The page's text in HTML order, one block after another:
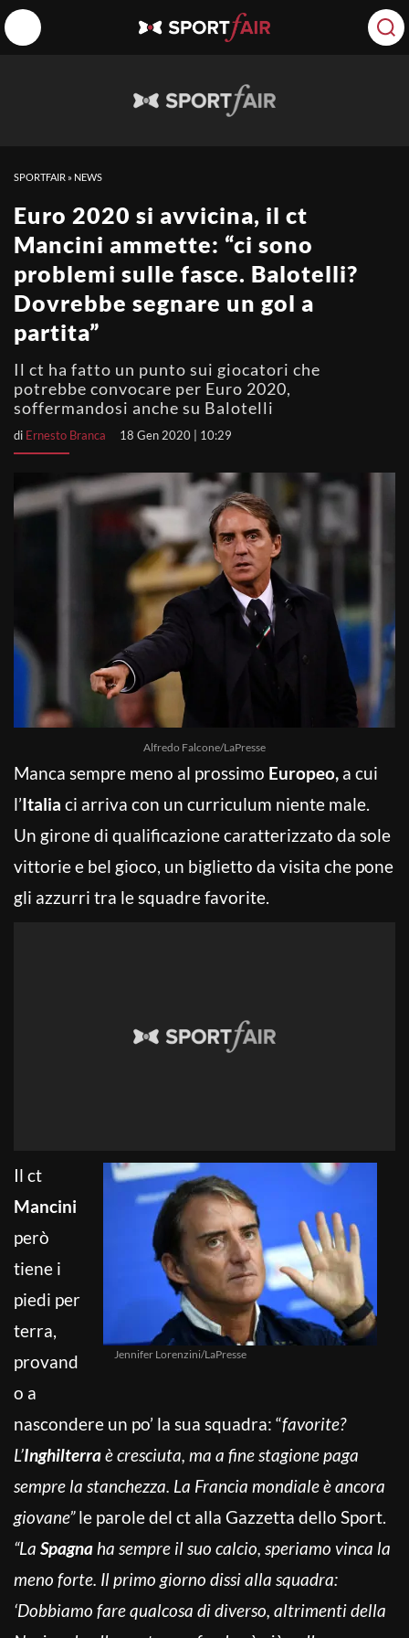
SPORTFAIR » NEWS
Euro 2020 si avvicina, il ct
Mancini ammette: “ci sono
problemi sulle fasce. Balotelli?
Dovrebbe segnare un gol a
partita”
Il ct ha fatto un punto sui giocatori che
potrebbe convocare per Euro 2020,
soffermandosi anche su Balotelli
di Ernesto Branca 18 Gen 2020 | 10:29
Alfredo Falcone/LaPresse
Manca sempre meno al prossimo Europeo, a cui
l’Italia ci arriva con un curriculum niente male.
Un girone di qualificazione caratterizzato da sole
vittorie e bel gioco, un biglietto da visita che pone
gli azzurri tra le squadre favorite.
Jennifer Lorenzini/LaPresse
Il ct
Mancini
però
tiene i
piedi per
terra,
provand
o a
nascondere un po’ la sua squadra: “favorite?
L’Inghilterraè cresciuta, ma a fine stagione paga
sempre la stanchezza. La Francia mondiale è ancora
giovane”le parole del ct alla Gazzetta dello Sport.
“La Spagna ha sempre il suo calcio, speriamo vinca la
meno forte. Il primo giorno dissi alla squadra:
‘Dobbiamo fare qualcosa di diverso, altrimenti della